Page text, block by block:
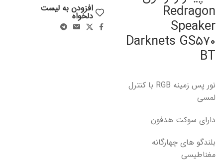
Redragon
Speaker
Darknets GS۵۷۰
BT
نور پس زمینه RGB با کنترل
لمسی
دارای سوکت هدفون
بلندگو های چهارگانه
مغناطیسی
افزودن به لیست
دلخواه